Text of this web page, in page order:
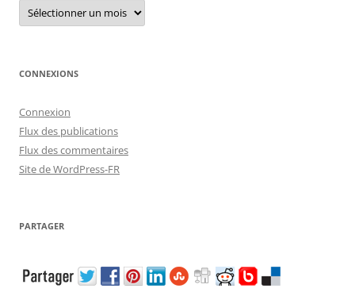
Archives
CONNEXIONS
Connexion
Flux des publications
Flux des commentaires
Site de WordPress-FR
PARTAGER